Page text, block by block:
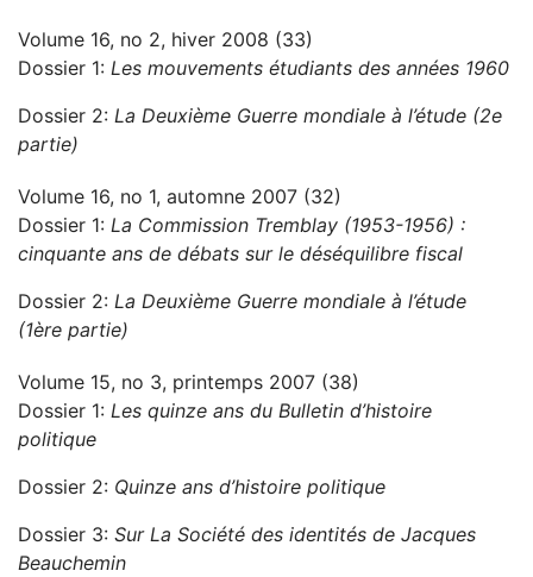
Volume 16, no 2, hiver 2008 (33)
Dossier 1: Les mouvements étudiants des années 1960
Dossier 2: La Deuxième Guerre mondiale à l’étude (2e
partie)
Volume 16, no 1, automne 2007 (32)
Dossier 1: La Commission Tremblay (1953-1956) :
cinquante ans de débats sur le déséquilibre fiscal
Dossier 2: La Deuxième Guerre mondiale à l’étude
(1ère partie)
Volume 15, no 3, printemps 2007 (38)
Dossier 1: Les quinze ans du Bulletin d’histoire
politique
Dossier 2: Quinze ans d’histoire politique
Dossier 3: Sur La Société des identités de Jacques
Beauchemin